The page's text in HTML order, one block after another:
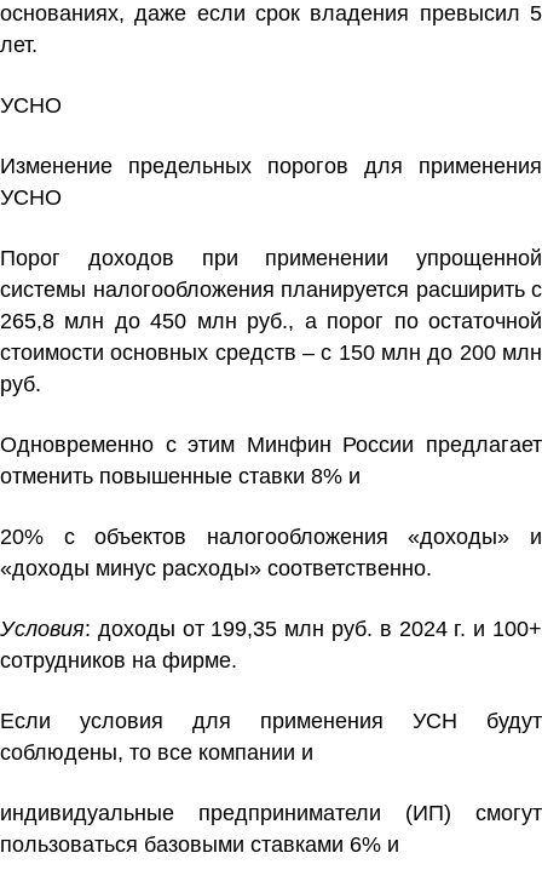
основаниях, даже если срок владения превысил 5
лет.
УСНО
Изменение предельных порогов для применения
УСНО
Порог доходов при применении упрощенной
системы налогообложения планируется расширить с
265,8 млн до 450 млн руб., а порог по остаточной
стоимости основных средств – с 150 млн до 200 млн
руб.
Одновременно с этим Минфин России предлагает
отменить повышенные ставки 8% и
20% с объектов налогообложения «доходы» и
«доходы минус расходы» соответственно.
Условия: доходы от 199,35 млн руб. в 2024 г. и 100+
сотрудников на фирме.
Если условия для применения УСН будут
соблюдены, то все компании и
индивидуальные предприниматели (ИП) смогут
пользоваться базовыми ставками 6% и